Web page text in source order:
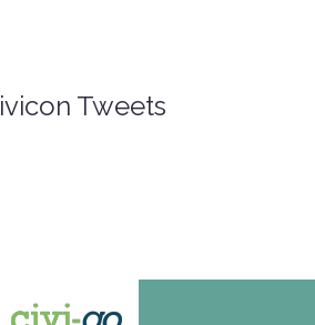
Tweets